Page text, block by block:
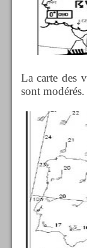
La carte des
sont modérés.